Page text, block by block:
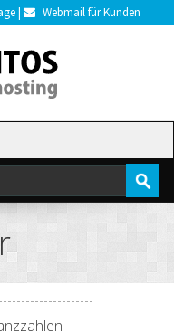
| Webmail für Kunden